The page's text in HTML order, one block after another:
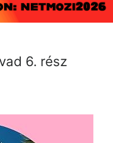
6. rész